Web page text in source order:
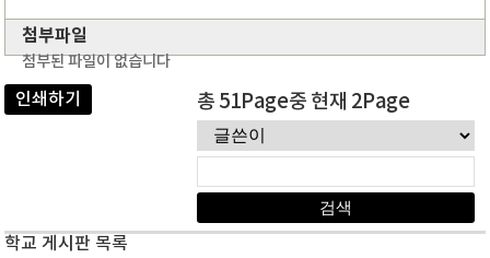
첨부파일
첨부된 파일이 없습니다
인쇄하기 총 51Page중 현재 2Page
학교 게시판 목록